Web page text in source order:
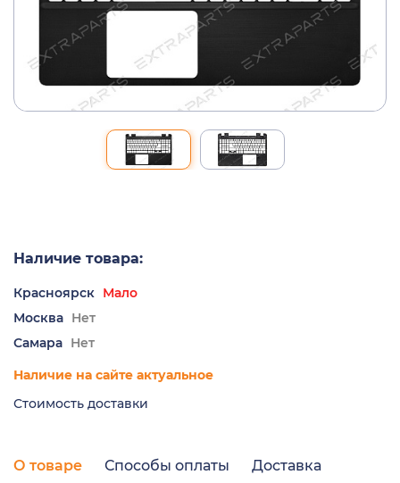
Наличие товара:
Красноярск Мало
Москва Нет
Самара Нет
Наличие на сайте актуальное
Стоимость доставки
О товаре Способы оплаты Доставка